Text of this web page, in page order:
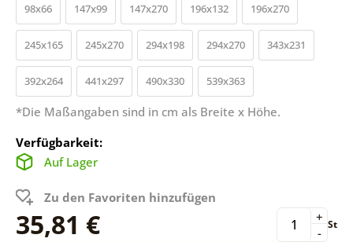
98x66 147x99 147x270 196x132 196x270
245x165 245x270 294x198 294x270 343x231
392x264 441x297 490x330 539x363
*Die Maßangaben sind in cm als Breite x Höhe.
Verfügbarkeit:
Auf Lager
Zu den Favoriten hinzufügen
35,81 € -
+ St